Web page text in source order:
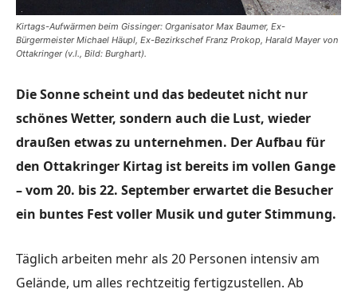
Kirtags-Aufwärmen beim Gissinger: Organisator Max Baumer, Ex-
Bürgermeister Michael Häupl, Ex-Bezirkschef Franz Prokop, Harald Mayer von
Ottakringer (v.l., Bild: Burghart).
Die Sonne scheint und das bedeutet nicht nur
schönes Wetter, sondern auch die Lust, wieder
draußen etwas zu unternehmen. Der Aufbau für
den Ottakringer Kirtag ist bereits im vollen Gange
– vom 20. bis 22. September erwartet die Besucher
ein buntes Fest voller Musik und guter Stimmung.
Täglich arbeiten mehr als 20 Personen intensiv am
Gelände, um alles rechtzeitig fertigzustellen. Ab